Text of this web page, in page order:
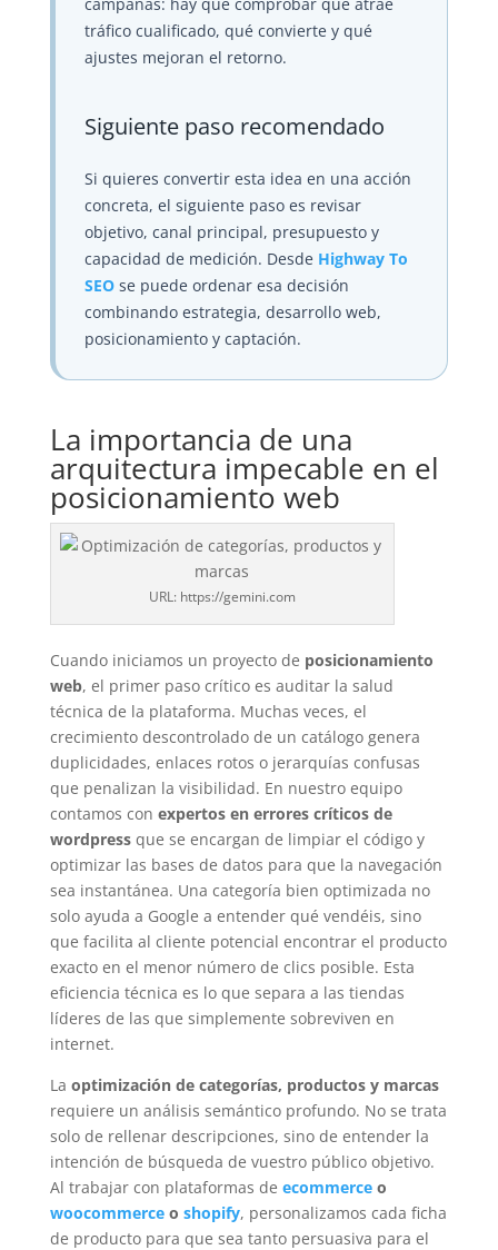
tráfico cualificado, qué convierte y qué
ajustes mejoran el retorno.
Siguiente paso recomendado
Si quieres convertir esta idea en una acción
concreta, el siguiente paso es revisar
objetivo, canal principal, presupuesto y
capacidad de medición. Desde Highway To
SEOse puede ordenar esa decisión
combinando estrategia, desarrollo web,
posicionamiento y captación.
La importancia de una
arquitectura impecable en el
posicionamiento web
URL: https://gemini.com
Cuando iniciamos un proyecto de posicionamiento
web, el primer paso crítico es auditar la salud
técnica de la plataforma. Muchas veces, el
crecimiento descontrolado de un catálogo genera
duplicidades, enlaces rotos o jerarquías confusas
que penalizan la visibilidad. En nuestro equipo
contamos con expertos en errores críticos de
wordpressque se encargan de limpiar el código y
optimizar las bases de datos para que la navegación
sea instantánea. Una categoría bien optimizada no
solo ayuda a Google a entender qué vendéis, sino
que facilita al cliente potencial encontrar el producto
exacto en el menor número de clics posible. Esta
eficiencia técnica es lo que separa a las tiendas
líderes de las que simplemente sobreviven en
internet.
La optimización de categorías, productos y marcas
requiere un análisis semántico profundo. No se trata
solo de rellenar descripciones, sino de entender la
intención de búsqueda de vuestro público objetivo.
Al trabajar con plataformas de ecommerceo
woocommerceo shopify, personalizamos cada ficha
de producto para que sea tanto persuasiva para el